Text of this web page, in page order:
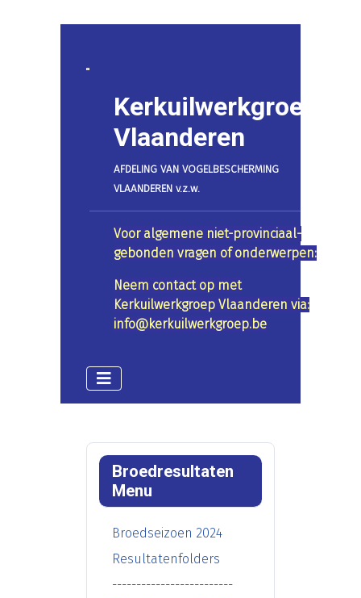
Kerkuilwerkgroep
Vlaanderen
AFDELING VAN VOGELBESCHERMING
VLAANDEREN v.z.w.
Voor algemene niet-provinciaal-
gebonden vragen of onderwerpen:
Neem contact op met
Kerkuilwerkgroep Vlaanderen via:
info@kerkuilwerkgroep.be
Broedresultaten
Menu
Broedseizoen 2024
Resultatenfolders
-------------------------